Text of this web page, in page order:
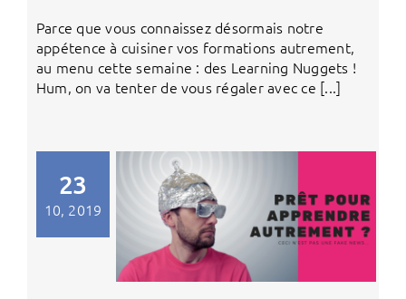
Parce que vous connaissez désormais notre
appétence à cuisiner vos formations autrement,
au menu cette semaine : des Learning Nuggets !
Hum, on va tenter de vous régaler avec ce [...]
23
10, 2019